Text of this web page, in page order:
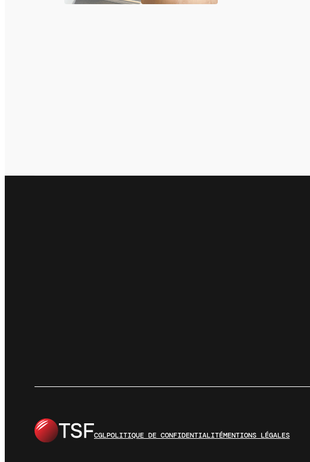
CGLPOLITIQUE DE CONFIDENTIALITÉMENTIONS LÉGALES